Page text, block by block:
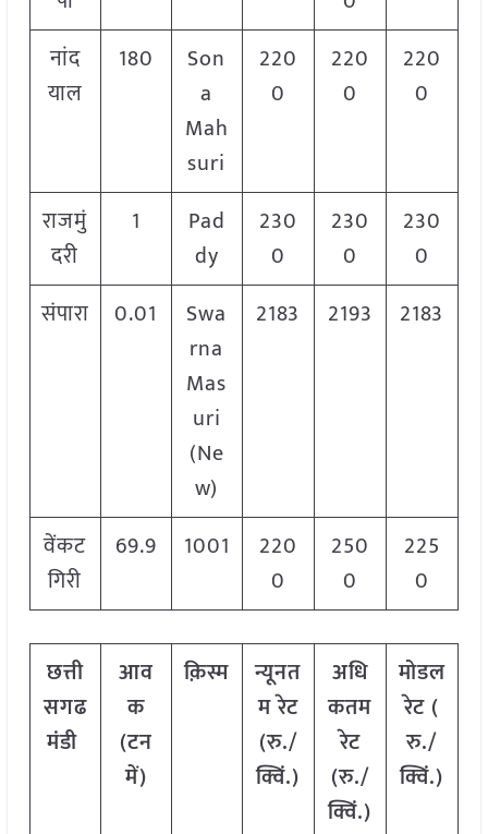
नांद
याल
180
Son
a
Mah
suri
220
0
220
0
220
0
राजमुं
दरी
1
Pad
dy
230
0
230
0
230
0
संपारा
0.01
Swa
rna
Mas
uri
(Ne
w)
2183 2193 2183
वेंकट
गिरी
69.9 1001
220
0
250
0
225
0
छत्ती
सगढ
मंडी
आव
क
(टन
में)
क़िस्म
न्यूनत
म रेट
(रु./
क्विं.)
अधि
कतम
रेट
(रु./
क्विं.)
मोडल
रेट (
रु./
क्विं.)